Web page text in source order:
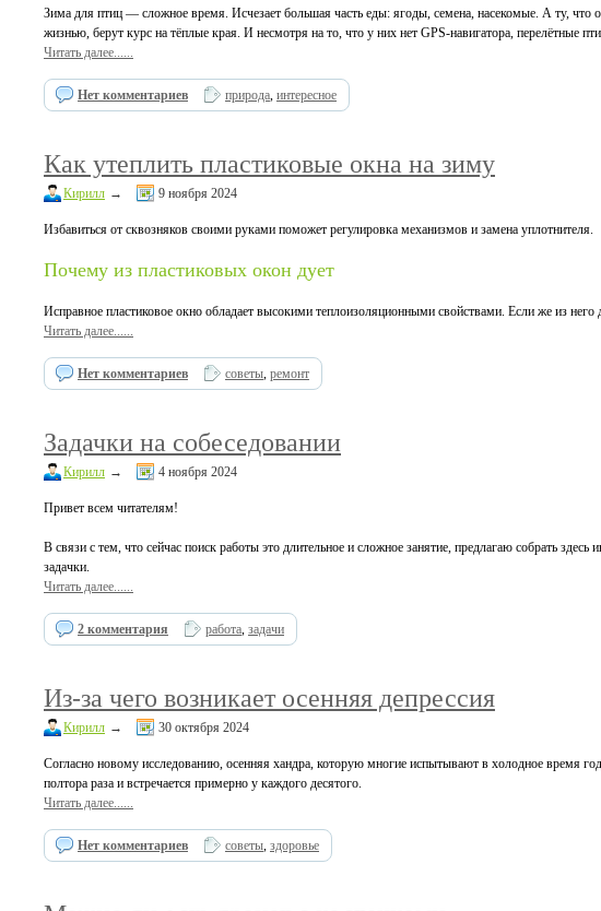
Зима для птиц — сложное время. Исчезает большая часть еды: ягоды, семена, насекомые. А ту,
жизнью, берут курс на тёплые края. И несмотря на то, что у них нет GPS-навигатора, перелётные
Читать далее......
Нет комментариев природа, интересное
Как утеплить пластиковые окна на зиму
Кирилл → 9 ноября 2024
Избавиться от сквозняков своими руками поможет регулировка механизмов и замена уплотнителя.
Почему из пластиковых окон дует
Исправное пластиковое окно обладает высокими теплоизоляционными свойствами. Если же из
Читать далее......
Нет комментариев советы, ремонт
Задачки на собеседовании
Кирилл → 4 ноября 2024
Привет всем читателям!
В связи с тем, что сейчас поиск работы это длительное и сложное занятие, предлагаю собрать
задачки.
Читать далее......
2 комментария работа, задачи
Из-за чего возникает осенняя депрессия
Кирилл → 30 октября 2024
Согласно новому исследованию, осенняя хандра, которую многие испытывают в холодное время
полтора раза и встречается примерно у каждого десятого.
Читать далее......
Нет комментариев советы, здоровье